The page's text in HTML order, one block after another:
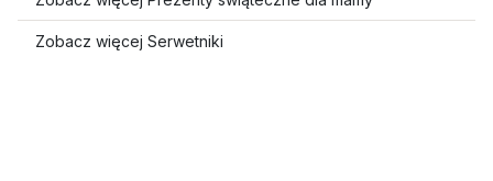
Zobacz więcej Serwetniki